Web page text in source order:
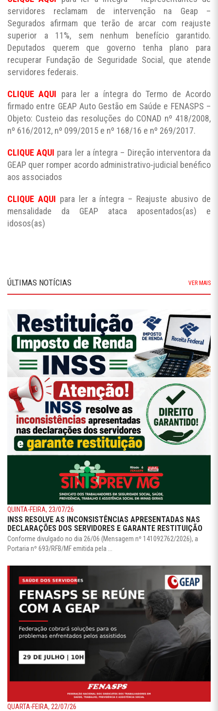
servidores reclamam de intervenção na Geap –
Segurados afirmam que terão de arcar com reajuste
superior a 11%, sem nenhum benefício garantido.
Deputados querem que governo tenha plano para
recuperar Fundação de Seguridade Social, que atende
servidores federais.
CLIQUE AQUI para ler a íntegra do Termo de Acordo
firmado entre GEAP Auto Gestão em Saúde e FENASPS –
Objeto: Custeio das resoluções do CONAD nº 418/2008,
nº 616/2012, nº 099/2015 e nº 168/16 e nº 269/2017.
CLIQUE AQUI para ler a íntegra – Direção interventora da
GEAP quer romper acordo administrativo-judicial benéfico
aos associados
CLIQUE AQUI para ler a íntegra – Reajuste abusivo de
mensalidade da GEAP ataca aposentados(as) e
idosos(as)
ÚLTIMAS NOTÍCIAS VER MAIS
QUINTA-FEIRA, 23/07/26
INSS RESOLVE AS INCONSISTÊNCIAS APRESENTADAS NAS
DECLARAÇÕES DOS SERVIDORES E GARANTE RESTITUIÇÃO
Conforme divulgado no dia 26/06 (Mensagem nº 141092762/2026), a
Portaria nº 693/RFB/MF emitida pela ...
QUARTA-FEIRA, 22/07/26